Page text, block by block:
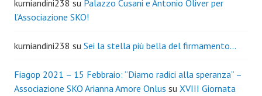
kurniandini238 su Palazzo Cusani e Antonio Oliver per
l’Associazione SKO!
kurniandini238 su Sei la stella più bella del firmamento…
Fiagop 2021 – 15 Febbraio: “Diamo radici alla speranza” –
Associazione SKO Arianna Amore Onlus su XVIII Giornata